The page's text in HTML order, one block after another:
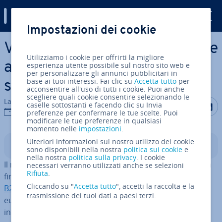
Vai al contenuto prin­ci­pa­le
Vendere prodotti online: come
avviare un business online di
successo in 5 passi
La redazione di IONOS
27 ott 2022
Condividi
Indice
Il mercato dell’e-commerce è in crescita e non si vede la
fine: solo in Italia, secondo l’
B2C
, nel 2019 sono stati rea­liz­za­ti quasi 31,6 miliardi di
euro di fatturato nel commercio B2C su Internet. Chi
intende avviare un’attività online dovrebbe prendere in
Impostazioni dei cookie
Utilizziamo i cookie per offrirti la migliore
esperienza utente possibile sul nostro sito web e
per personalizzare gli annunci pubblicitari in
base ai tuoi interessi. Fai clic suAccetta tutto per
acconsentire all'uso di tutti i cookie. Puoi anche
scegliere quali cookie consentire selezionando le
caselle sottostanti e facendo clic su Invia
preferenze per confermare le tue scelte. Puoi
modificare le tue preferenze in qualsiasi
momento nelle impostazioni.
Ulteriori informazioni sul nostro utilizzo dei cookie
sono disponibili nella nostra politica sui cookie e
nella nostra politica sulla privacy. I cookie
necessari verranno utilizzati anche se selezioni
Rifiuta.
Cliccando su "Accetta tutto", accetti la raccolta e la
trasmissione dei tuoi dati a paesi terzi.